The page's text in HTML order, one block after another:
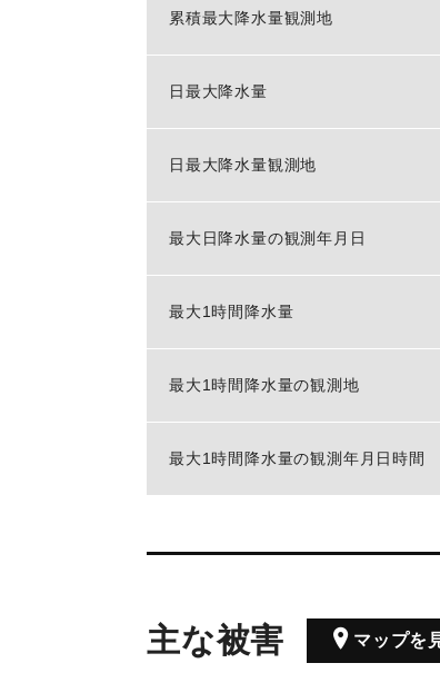
累積最大降水量観測地
日最大降水量
日最大降水量観測地
最大日降水量の観測年月日
最大1時間降水量
最大1時間降水量の観測地
最大1時間降水量の観測年月日時間
主な被害 マップを